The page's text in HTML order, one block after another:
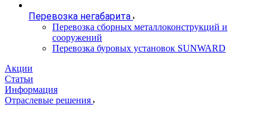
Перевозка негабарита
Перевозка сборных металлоконструкций и
сооружений
Перевозка буровых установок SUNWARD
Акции
Статьи
Информация
Отраслевые решения